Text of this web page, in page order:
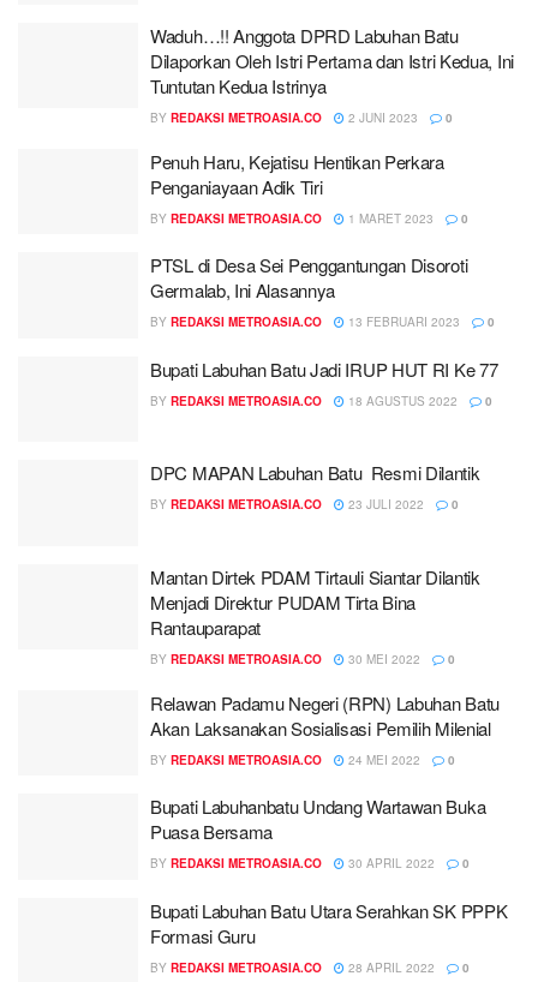
Waduh…!! Anggota DPRD Labuhan Batu
Dilaporkan Oleh Istri Pertama dan Istri Kedua, Ini
Tuntutan Kedua Istrinya
BY REDAKSI METROASIA.CO 2 JUNI 2023 0
Penuh Haru, Kejatisu Hentikan Perkara
Penganiayaan Adik Tiri
BY REDAKSI METROASIA.CO 1 MARET 2023 0
PTSL di Desa Sei Penggantungan Disoroti
Germalab, Ini Alasannya
BY REDAKSI METROASIA.CO 13 FEBRUARI 2023 0
Bupati Labuhan Batu Jadi IRUP HUT RI Ke 77
BY REDAKSI METROASIA.CO 18 AGUSTUS 2022 0
DPC MAPAN Labuhan Batu Resmi Dilantik
BY REDAKSI METROASIA.CO 23 JULI 2022 0
Mantan Dirtek PDAM Tirtauli Siantar Dilantik
Menjadi Direktur PUDAM Tirta Bina
Rantauparapat
BY REDAKSI METROASIA.CO 30 MEI 2022 0
Relawan Padamu Negeri (RPN) Labuhan Batu
Akan Laksanakan Sosialisasi Pemilih Milenial
BY REDAKSI METROASIA.CO 24 MEI 2022 0
Bupati Labuhanbatu Undang Wartawan Buka
Puasa Bersama
BY REDAKSI METROASIA.CO 30 APRIL 2022 0
Bupati Labuhan Batu Utara Serahkan SK PPPK
Formasi Guru
BY REDAKSI METROASIA.CO 28 APRIL 2022 0